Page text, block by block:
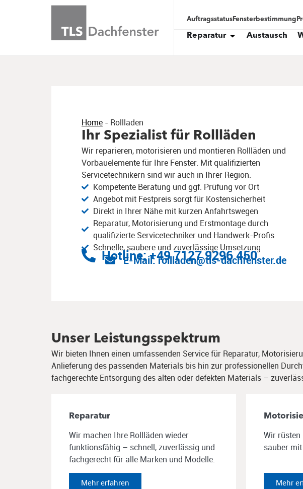
AuftragsstatusFensterbestimmung
Reparatur Austausch
Home - Rollladen
Ihr Spezialist für Rollläden
Wir reparieren, motorisieren und montieren Rollläden und
Vorbauelemente für Ihre Fenster. Mit qualifizierten
Servicetechnikern sind wir auch in Ihrer Region.
Kompetente Beratung und ggf. Prüfung vor Ort
Angebot mit Festpreis sorgt für Kostensicherheit​
Direkt in Ihrer Nähe mit kurzen Anfahrtswegen​
Reparatur, Motorisierung und Erstmontage durch
qualifizierte Servicetechniker und Handwerk-Profis​
Schnelle, saubere und zuverlässige Umsetzung
Hotline: +49 7127 9296 450
E-Mail: rollladen@tls-dachfenster.de
Unser Leistungsspektrum
Wir bieten Ihnen einen umfassenden Service für Reparatur,
Anlieferung des passenden Materials bis hin zur professionellen
fachgerechte Entsorgung des alten oder defekten Materials –
Reparatur
Wir machen Ihre Rollläden wieder
funktionsfähig – schnell, zuverlässig und
fachgerecht für alle Marken und Modelle.​
Mehr erfahren
Wir rüsten
sauber
Mehr